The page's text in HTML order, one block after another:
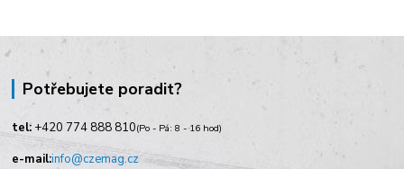
Potřebujete poradit?
tel: +420 774 888 810(Po - Pá: 8 - 16 hod)
e-mail:info@czemag.cz